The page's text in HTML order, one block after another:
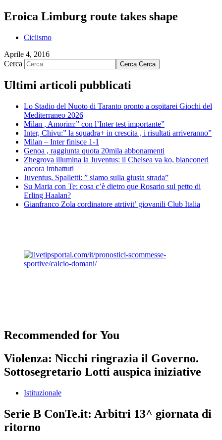
Eroica Limburg route takes shape
Ciclismo
Aprile 4, 2016
Cerca
Cerca Cerca
Ultimi articoli pubblicati
Lo Stadio del Nuoto di Taranto pronto a ospitarei Giochi del
Mediterraneo 2026
Milan , Amorim:” con l’Inter test importante”
Inter, Chivu:” la squadra+ in crescita , i risultati arriveranno”
Milan – Inter finisce 1-1
Genoa , raggiunta quota 20mila abbonamenti
Zhegrova illumina la Juventus: il Chelsea va ko, bianconeri
ancora imbattuti
Juventus, Spalletti: ” siamo sulla giusta strada”
Su Maria con Te: cosa c’è dietro que Rosario sul petto di
Erling Haalan?
Gianfranco Zola cordinatore atrtivit’ giovanili Club Italia
Recommended for You
Violenza: Nicchi ringrazia il Governo.
Sottosegretario Lotti auspica iniziative
Istituzionale
Serie B ConTe.it: Arbitri 13^ giornata di
ritorno